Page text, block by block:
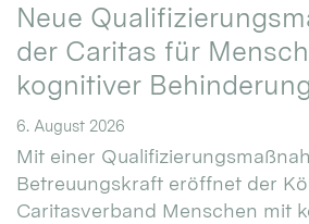
Neue
der Caritas für
kognitiver Behinderung
6. August 2026
Mit einer
Betreuungskraft eröffnet der
Caritasverband Menschen mit